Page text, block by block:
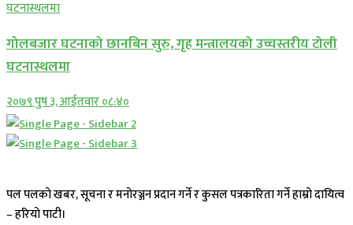
गोलबजार घटनाको छानबिन सुरु, गृह मन्त्रालयको उच्चस्तरीय टोली
घटनास्थलमा
२०७९ पुष ३, आईतवार ०८:४०
पल पलको खबर, सूचना र मनोरञ्जन प्रदान गर्ने र कुसल पत्रकारिता गर्ने हाम्रो दायित्व
– हरियो पाटी।